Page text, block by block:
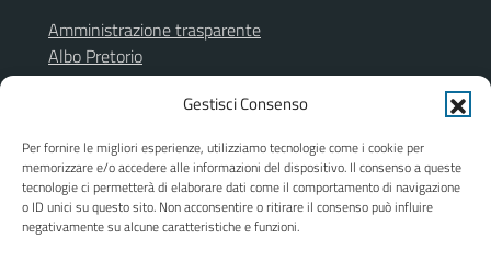
Gestisci Consenso
Per fornire le migliori esperienze, utilizziamo tecnologie come i cookie per
memorizzare e/o accedere alle informazioni del dispositivo. Il consenso a queste
tecnologie ci permetterà di elaborare dati come il comportamento di navigazione
o ID unici su questo sito. Non acconsentire o ritirare il consenso può influire
negativamente su alcune caratteristiche e funzioni.
Amministrazione trasparente
Albo Pretorio
Segnalazione illeciti
Informativa privacy
Dichiarazione di accessibilità
Obiettivi di accessibilità
Piano di miglioramento del sito